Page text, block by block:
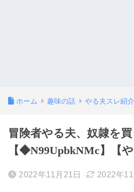
ホーム 趣味の話 やる夫スレ紹
冒険者やる夫、奴隷を買
【◆N99UpbkNMc】【
2022年11月21日 2022年